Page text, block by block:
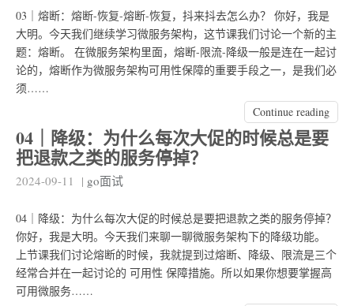
03｜熔断：熔断-恢复-熔断-恢复，抖来抖去怎么办？ 你好，我是
大明。今天我们继续学习微服务架构，这节课我们讨论一个新的主
题：熔断。 在微服务架构里面，熔断-限流-降级一般是连在一起讨
论的，熔断作为微服务架构可用性保障的重要手段之一，是我们必
须……
Continue reading
04｜降级：为什么每次大促的时候总是要
把退款之类的服务停掉？
2024-09-11 | go面试
04｜降级：为什么每次大促的时候总是要把退款之类的服务停掉？
你好，我是大明。今天我们来聊一聊微服务架构下的降级功能。
上节课我们讨论熔断的时候，我就提到过熔断、降级、限流是三个
经常合并在一起讨论的 可用性 保障措施。所以如果你想要掌握高
可用微服务……